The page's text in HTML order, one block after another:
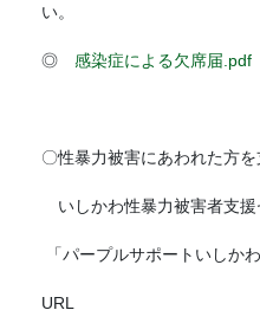
い。
◎ 感染症による欠席届.pdf
〇性暴力被害にあわれた方
いしかわ性暴力被害者支援
「パープルサポートいしかわ
URL